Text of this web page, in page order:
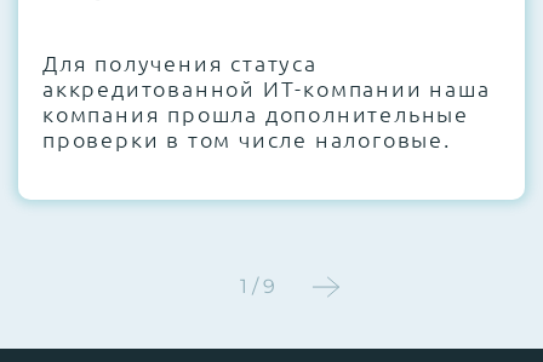
Этап 4:Стресс-тестирование под 100%
нагрузкой в течение 72 часов для
проверки стабильности всех подсистем
Для получения статуса
аккредитованной ИТ-компании наша
компания прошла дополнительные
проверки в том числе налоговые.
1 / 9